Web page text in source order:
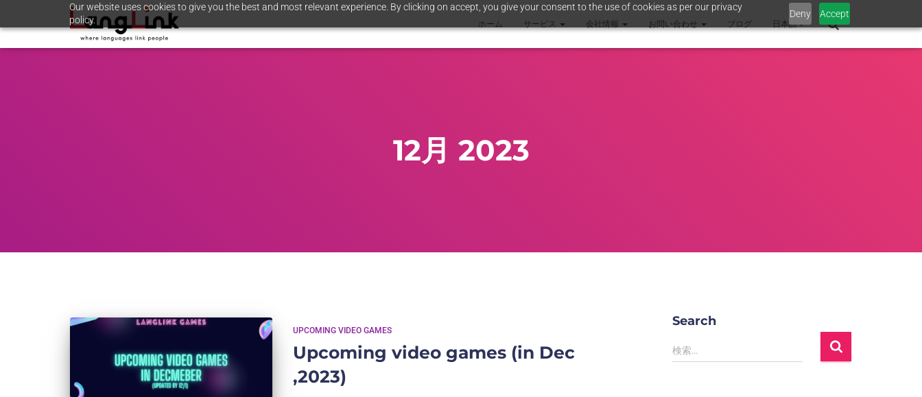
Our website uses cookies to give you the best and most relevant experience. By clicking on accept, you give your consent to the use of cookies as per our privacy
policy.
Deny Accept
ホーム サービス 会社情報 お問い合わせ ブログ 日本語
12月 2023
UPCOMING VIDEO GAMES
Upcoming video games (in Dec
,2023)
Search
検索…